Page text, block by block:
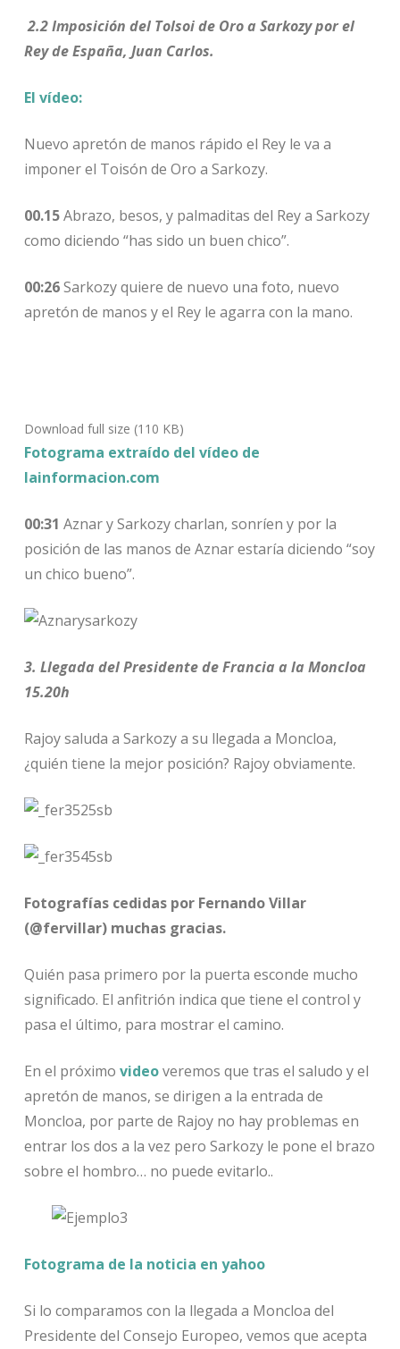
2.2 Imposición del Tolsoi de Oro a Sarkozy por el
Rey de España, Juan Carlos.
El vídeo:
Nuevo apretón de manos rápido el Rey le va a
imponer el Toisón de Oro a Sarkozy.
00.15Abrazo, besos, y palmaditas del Rey a Sarkozy
como diciendo “has sido un buen chico”.
00:26Sarkozy quiere de nuevo una foto, nuevo
apretón de manos y el Rey le agarra con la mano.
Download full size (110 KB)
Fotograma extraído del vídeo de
lainformacion.com
00:31 Aznar y Sarkozy charlan, sonríen y por la
posición de las manos de Aznar estaría diciendo “soy
un chico bueno”.
3. Llegada del Presidente de Francia a la Moncloa
15.20h
Rajoy saluda a Sarkozy a su llegada a Moncloa,
¿quién tiene la mejor posición? Rajoy obviamente.
Fotografías cedidas por Fernando Villar
(@fervillar) muchas gracias.
Quién pasa primero por la puerta esconde mucho
significado. El anfitrión indica que tiene el control y
pasa el último, para mostrar el camino.
En el próximo videoveremos que tras el saludo y el
apretón de manos, se dirigen a la entrada de
Moncloa, por parte de Rajoy no hay problemas en
entrar los dos a la vez pero Sarkozy le pone el brazo
sobre el hombro… no puede evitarlo..
Fotograma de la noticia en yahoo
Si lo comparamos con la llegada a Moncloa del
Presidente del Consejo Europeo, vemos que acepta